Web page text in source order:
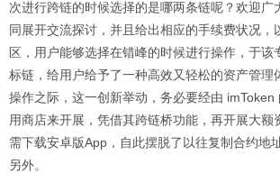
次进行跨链的时候选择的是哪两条链呢？欢迎广
同展开交流探讨，并且给出相应的手续费状况，
区，用户能够选择在错峰的时候进行操作，于该
标链，给用户给予了一种高效又轻松的资产管理
操作之际，这一创新举动，务必要经由 imToken
用商店来开展，凭借其跨链桥功能，再开展大额
需下载安卓版App，自此摆脱了以往复制合约地
另外。